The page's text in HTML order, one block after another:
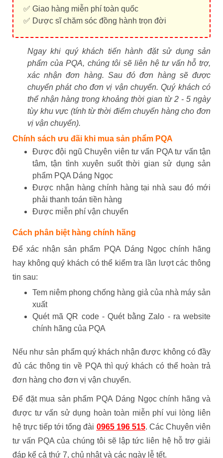
✅ Giao hàng miễn phí toàn quốc
✅ Dược sĩ chăm sóc đồng hành trọn đời
Ngay khi quý khách tiến hành đặt sử dụng sản
phẩm của PQA, chúng tôi sẽ liên hệ tư vấn hỗ trợ,
xác nhận đơn hàng. Sau đó đơn hàng sẽ được
chuyển phát cho đơn vị vận chuyển. Quý khách có
thể nhận hàng trong khoảng thời gian từ 2 - 5 ngày
tùy khu vực (tính từ thời điểm chuyển hàng cho đơn
vị vận chuyển).
Chính sách ưu đãi khi mua sản phẩm PQA
Được đội ngũ Chuyên viên tư vấn PQA tư vấn tận
tâm, tận tình xuyên suốt thời gian sử dụng sản
phẩm PQA Dáng Ngọc
Được nhận hàng chính hàng tại nhà sau đó mới
phải thanh toán tiền hàng
Được miễn phí vận chuyển
Cách phân biệt hàng chính hãng
Để xác nhận sản phẩm PQA Dáng Ngọc chính hãng
hay không quý khách có thể kiểm tra lần lượt các thông
tin sau:
Tem niêm phong chống hàng giả của nhà máy sản
xuất
Quét mã QR code - Quét bằng Zalo - ra website
chính hãng của PQA
Nếu như sản phẩm quý khách nhận được không có đầy
đủ các thông tin về PQA thì quý khách có thể hoàn trả
đơn hàng cho đơn vị vận chuyển.
Để đặt mua sản phẩm PQA Dáng Ngọc chính hãng và
được tư vấn sử dụng hoàn toàn miễn phí vui lòng liên
hệ trực tiếp tới tổng đài 0965 196 515. Các Chuyên viên
tư vấn PQA của chúng tôi sẽ lập tức liên hệ hỗ trợ giải
đáp kể cả thứ 7, chủ nhật và các ngày lễ tết.